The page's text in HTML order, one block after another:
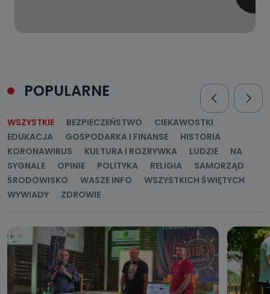
POPULARNE
WSZYSTKIE BEZPIECZEŃSTWO
CIEKAWOSTKI
EDUKACJA
GOSPODARKA I FINANSE
HISTORIA
KORONAWIRUS
KULTURA I ROZRYWKA LUDZIE
NA
SYGNALE
OPINIE POLITYKA RELIGIA
SAMORZĄD
ŚRODOWISKO
WASZE INFO
WSZYSTKICH ŚWIĘTYCH
WYWIADY
ZDROWIE